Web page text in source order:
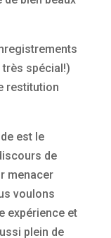
très spécial!)
restitution
est le
de
menacer
voulons
expérience et
plein de